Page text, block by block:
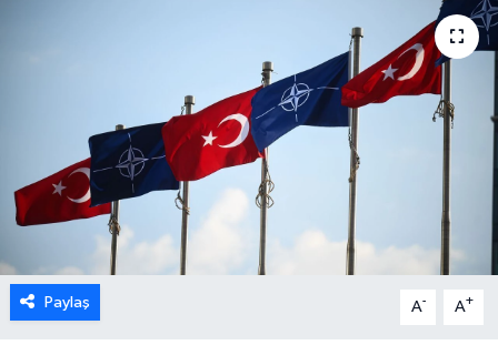
Paylaş A- A+
ESENTEPE
GAZİMAĞUSA
GİRNE
GÜNDEM